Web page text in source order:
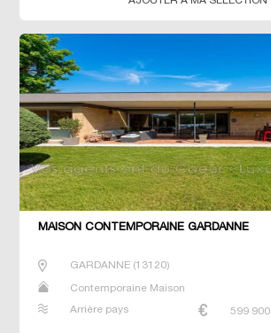
MAISON CONTEMPORAINE GARDANNE
GARDANNE(13120)
Contemporaine Maison
Arrière pays 599 900